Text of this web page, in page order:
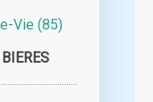
Vie (85)